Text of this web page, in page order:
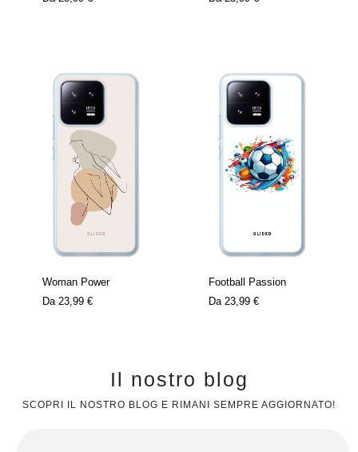
Woman Power
Da 23,99 €
Football Passion
Da 23,99 €
Il nostro blog
SCOPRI IL NOSTRO BLOG E RIMANI SEMPRE AGGIORNATO!